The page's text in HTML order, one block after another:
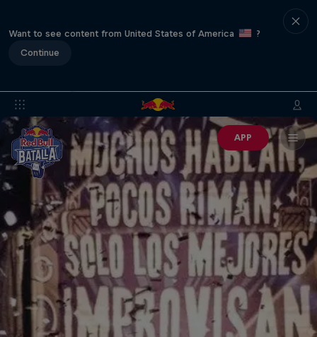
Want to see content from United States of America
?
Continue
APP